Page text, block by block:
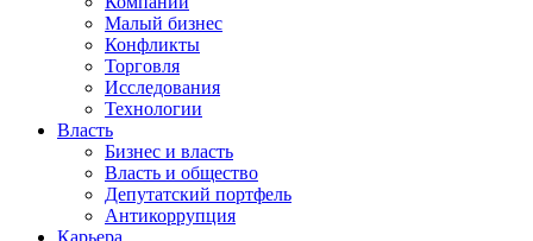
Малый бизнес
Конфликты
Торговля
Исследования
Технологии
Власть
Бизнес и власть
Власть и общество
Депутатский портфель
Антикоррупция
Карьера